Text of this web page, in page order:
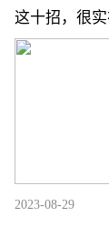
这十招，很实
2023-08-29